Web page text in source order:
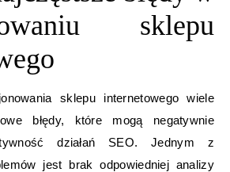
sklepu
sklepu internetowego wiele
błędy, które mogą negatywnie
działań SEO. Jednym z
jest brak odpowiedniej analizy